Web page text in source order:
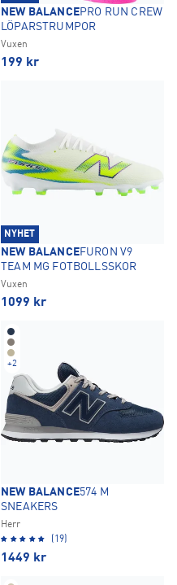
NEW BALANCEPRO RUN CREW
LÖPARSTRUMPOR
Vuxen
199 kr
NYHET
NEW BALANCEFURON V9
TEAM MG FOTBOLLSSKOR
Vuxen
1099 kr
+2
NEW BALANCE574 M
SNEAKERS
Herr
(19)
1449 kr